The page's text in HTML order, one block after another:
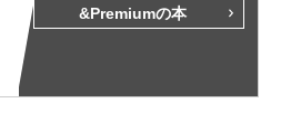
&Premiumの本